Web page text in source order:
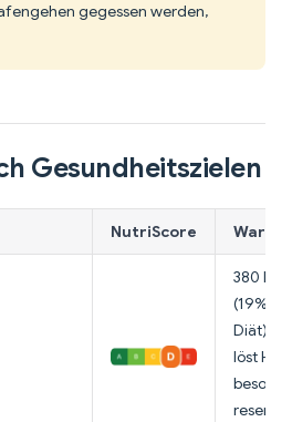
gegessen werden,
Gesundheitszielen
NutriScore
380
(19%
Diät).
löst